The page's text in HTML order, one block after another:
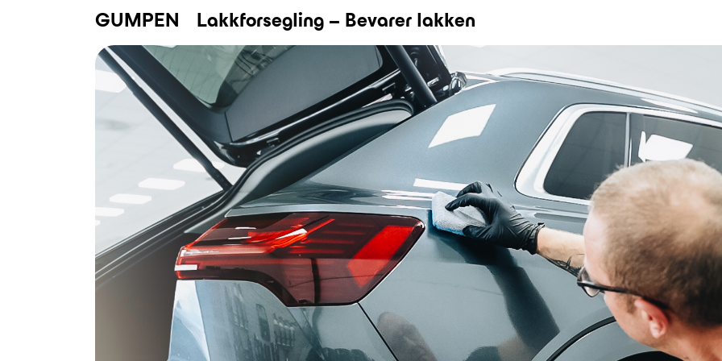
GUMPEN Lakkforsegling – Bevarer lakken
Bruktbil
Verksted
Bilpleie
Nybil
Kampanjer